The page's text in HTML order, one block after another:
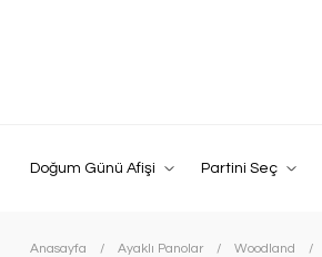
Doğum Günü Afişi Partini Seç
Anasayfa Ayaklı Panolar Woodland